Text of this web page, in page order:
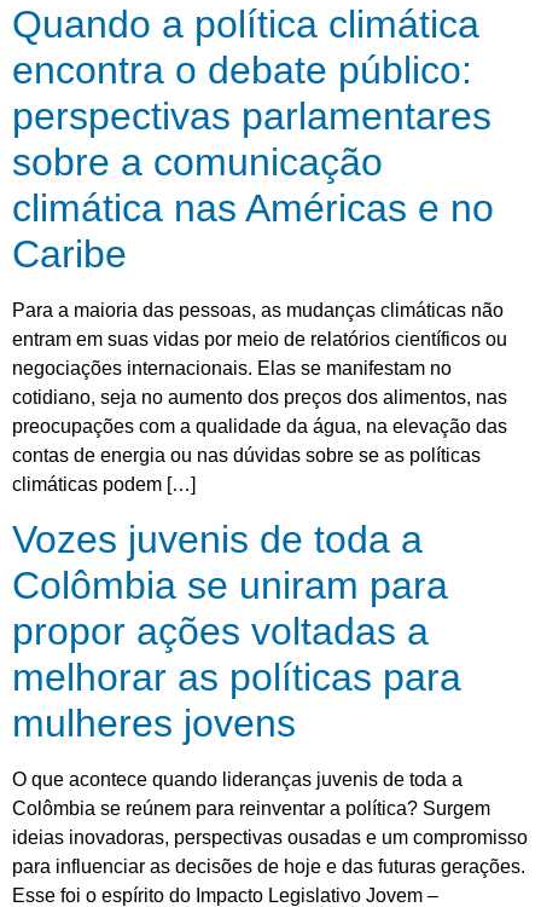
Quando a política climática
encontra o debate público:
perspectivas parlamentares
sobre a comunicação
climática nas Américas e no
Caribe
Para a maioria das pessoas, as mudanças climáticas não
entram em suas vidas por meio de relatórios científicos ou
negociações internacionais. Elas se manifestam no
cotidiano, seja no aumento dos preços dos alimentos, nas
preocupações com a qualidade da água, na elevação das
contas de energia ou nas dúvidas sobre se as políticas
climáticas podem […]
Vozes juvenis de toda a
Colômbia se uniram para
propor ações voltadas a
melhorar as políticas para
mulheres jovens
O que acontece quando lideranças juvenis de toda a
Colômbia se reúnem para reinventar a política? Surgem
ideias inovadoras, perspectivas ousadas e um compromisso
para influenciar as decisões de hoje e das futuras gerações.
Esse foi o espírito do Impacto Legislativo Jovem –